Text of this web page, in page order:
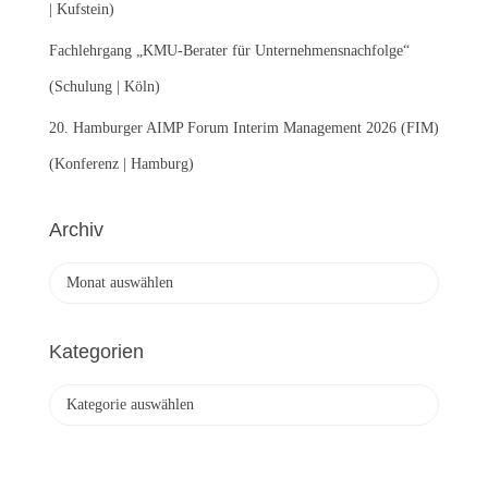
| Kufstein)
Fachlehrgang „KMU-Berater für Unternehmensnachfolge“
(Schulung | Köln)
20. Hamburger AIMP Forum Interim Management 2026 (FIM)
(Konferenz | Hamburg)
Archiv
h
Kategorien